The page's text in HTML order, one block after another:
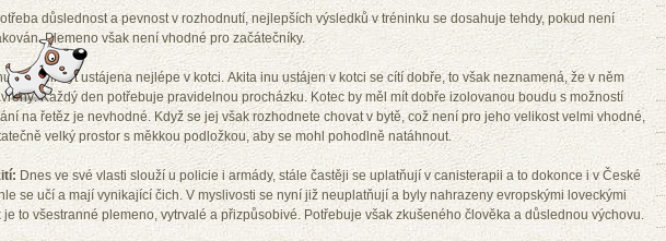
důslednost a pevnost v rozhodnutí, nejlepších výsledků v tréninku se dosahuje tehdy, pokud není
Plemeno však není vhodné pro začátečníky.
by měli být ustájena nejlépe v kotci. Akita inu ustájen v kotci se cítí dobře, to však neznamená, že v něm
Každý den potřebuje pravidelnou procházku. Kotec by měl mít dobře izolovanou boudu s možností
na řetěz je nevhodné. Když se jej však rozhodnete chovat v bytě, což není pro jeho velikost velmi vhodné,
velký prostor s měkkou podložkou, aby se mohl pohodlně natáhnout.
Dnes ve své vlasti slouží u policie i armády, stále častěji se uplatňují v canisterapii a to dokonce i v České
se učí a mají vynikající čich. V myslivosti se nyní již neuplatňují a byly nahrazeny evropskými loveckými
je to všestranné plemeno, vytrvalé a přizpůsobivé. Potřebuje však zkušeného člověka a důslednou výchovu.